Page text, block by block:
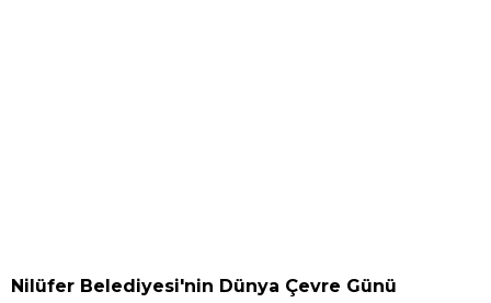
Nilüfer Belediyesi'nin Dünya Çevre Günü